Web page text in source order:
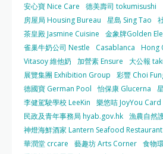
安心寶 Nice Care
德美壽司 tokumisushi
房屋局 Housing Bureau
星島 Sing Tao
茶皇殿 Jasmine Cuisine
金象牌Golden
雀巢牛奶公司 Nestle
Casablanca
Hong
Vitasoy 維他奶
加營素 Ensure
大公報
展覽集團 Exhibition Group
彩豐 Choi
德國寶 German Pool
怡保康 Glucerna
李健駕駛學校 LeeKin
樂悠咭 JoyYou Card
民政及青年事務局 hyab.gov.hk 漁農自然
神燈海鮮酒家 Lantern Seafood Restaurant
華潤堂 crcare
藝趣坊 Arts Corner 食物